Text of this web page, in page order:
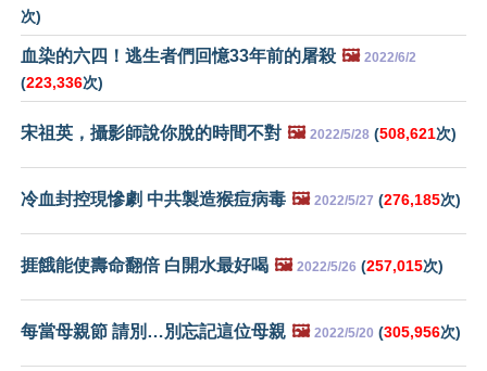
次)
血染的六四！逃生者們回憶33年前的屠殺 🖼️ 2022/6/2
(223,336次)
宋祖英，攝影師說你脫的時間不對 🖼️ 2022/5/28 (508,621次)
冷血封控現慘劇 中共製造猴痘病毒 🖼️ 2022/5/27 (276,185次)
捱餓能使壽命翻倍 白開水最好喝 🖼️ 2022/5/26 (257,015次)
每當母親節 請別…別忘記這位母親 🖼️ 2022/5/20 (305,956次)